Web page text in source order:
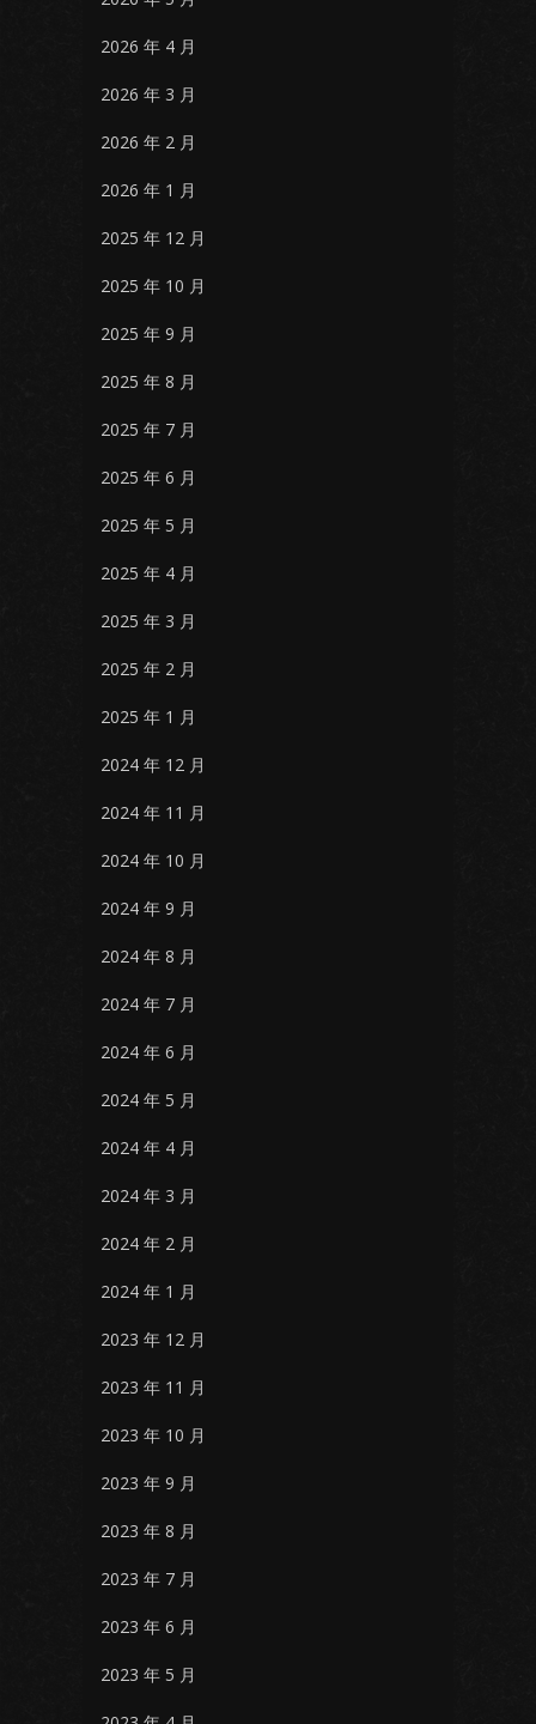
2026 年 4 月
2026 年 3 月
2026 年 2 月
2026 年 1 月
2025 年 12 月
2025 年 10 月
2025 年 9 月
2025 年 8 月
2025 年 7 月
2025 年 6 月
2025 年 5 月
2025 年 4 月
2025 年 3 月
2025 年 2 月
2025 年 1 月
2024 年 12 月
2024 年 11 月
2024 年 10 月
2024 年 9 月
2024 年 8 月
2024 年 7 月
2024 年 6 月
2024 年 5 月
2024 年 4 月
2024 年 3 月
2024 年 2 月
2024 年 1 月
2023 年 12 月
2023 年 11 月
2023 年 10 月
2023 年 9 月
2023 年 8 月
2023 年 7 月
2023 年 6 月
2023 年 5 月